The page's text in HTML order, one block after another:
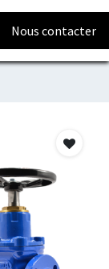
Nous contacter